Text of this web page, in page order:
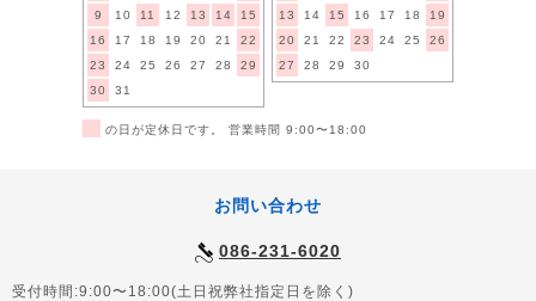
9
10 11 12 13 14
15
16
17 18 19 20 21
22
23
24 25 26 27 28
29
30
31
13
14 15 16 17 18
19
20
21 22 23 24 25
26
27
28 29 30
の日が定休日です。 営業時間 9:00〜18:00
お問い合わせ
086-231-6020
受付時間:9:00〜18:00(土日祝弊社指定日を除く)